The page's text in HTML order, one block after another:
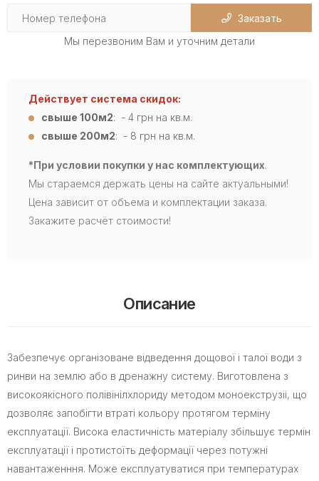
Заказать
Мы перезвоним Вам и уточним детали
Действует система скидок:
свыше 100м2: - 4 грн на кв.м.
свыше 200м2: - 8 грн на кв.м.
*При условии покупки у нас комплектующих.
Мы стараемся держать цены на сайте актуальными!
Цена зависит от объема и комплектации заказа.
Закажите расчёт стоимости!
Описание
Забезпечує організоване відведення дощової і талої води з
ринви на землю або в дренажну систему. Виготовлена з
високоякісного полівінілхлориду методом моноекструзіі, що
дозволяє запобігти втраті кольору протягом терміну
експлуатації. Висока еластичність матеріалу збільшує термін
експлуатації і протистоїть деформації через потужні
навантаженння. Може експлуатуватися при температурах